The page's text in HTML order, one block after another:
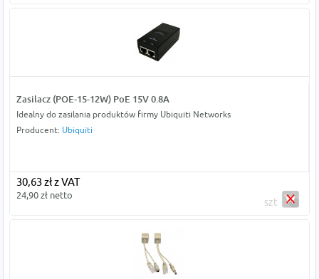
Zasilacz (POE-15-12W) PoE 15V 0.8A
Idealny do zasilania produktów firmy Ubiquiti Networks
Producent: Ubiquiti
30,63 zł z VAT
24,90 zł netto
szt